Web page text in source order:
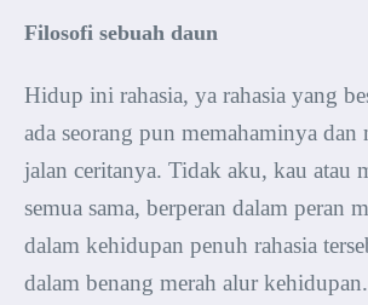
Filosofi sebuah daun
Hidup ini rahasia, ya rahasia yang
ada seorang pun memahaminya dan
jalan ceritanya. Tidak aku, kau atau
semua sama, berperan dalam peran
dalam kehidupan penuh rahasia
dalam benang merah alur